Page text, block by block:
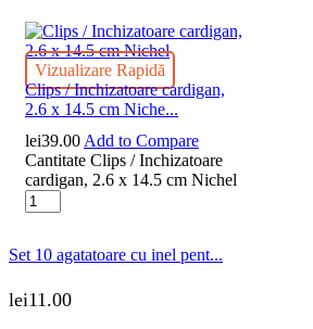
Vizualizare Rapidă
Clips / Inchizatoare cardigan,
2.6 x 14.5 cm Niche...
lei39.00 Add to Compare
Cantitate Clips / Inchizatoare
cardigan, 2.6 x 14.5 cm Nichel
Set 10 agatatoare cu inel pent...
lei11.00